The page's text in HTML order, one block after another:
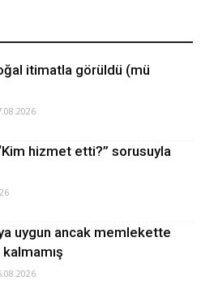
itimatla görüldü (mü
hizmet etti?” sorusuyla
uygun ancak memlekette